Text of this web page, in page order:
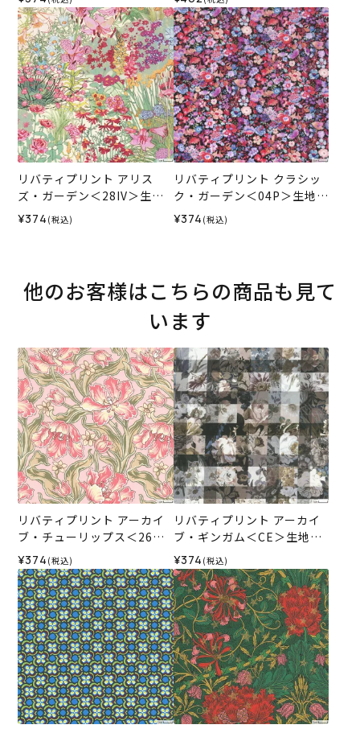
SS
リバティプリント アリス
ズ・ガーデン＜28IV＞生地
（ホビーラホビーレオリジ
ナル）2025AW
¥374 (税込)
リバティプリント クラシッ
ク・ガーデン＜04P＞生地
（ホビーラホビーレオリジ
ナル）2026SS
¥374 (税込)
他のお客様はこちらの商品も見て
います
リバティプリント アーカイ
ブ・チューリップス＜26BU
＞生地 （リバティ・ファブ
リックス）2026SS
¥374 (税込)
リバティプリント アーカイ
ブ・ギンガム＜CE＞生地
（リバティ・ファブリック
ス）2025SS
¥374 (税込)